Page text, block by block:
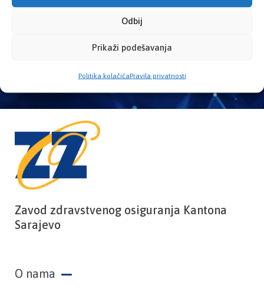
Odbij
Prikaži podešavanja
Politika kolačićaPravila privatnosti
Provjerite status vaše elektronske
zdravstvene kartice
Zavod zdravstvenog osiguranja Kantona
Sarajevo
O nama